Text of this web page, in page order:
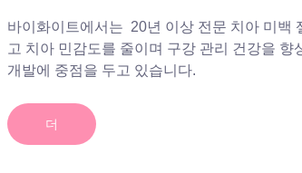
바이화이트에서는 20년 이상 전문 치아 미백
고 치아 민감도를 줄이며 구강 관리 건강을
개발에 중점을 두고 있습니다.
더